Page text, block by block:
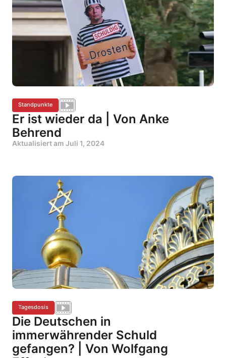
Standpunkte
Er ist wieder da | Von Anke
Behrend
Aktualisiert am Juli 1, 2024
Tagesdosis
Die Deutschen in
immerwährender Schuld
gefangen? | Von Wolfgang